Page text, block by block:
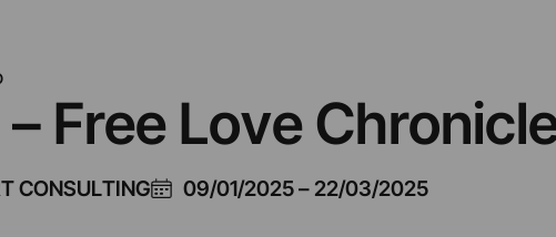
Free Love
CONSULTING 09/01/2025– 22/03/2025